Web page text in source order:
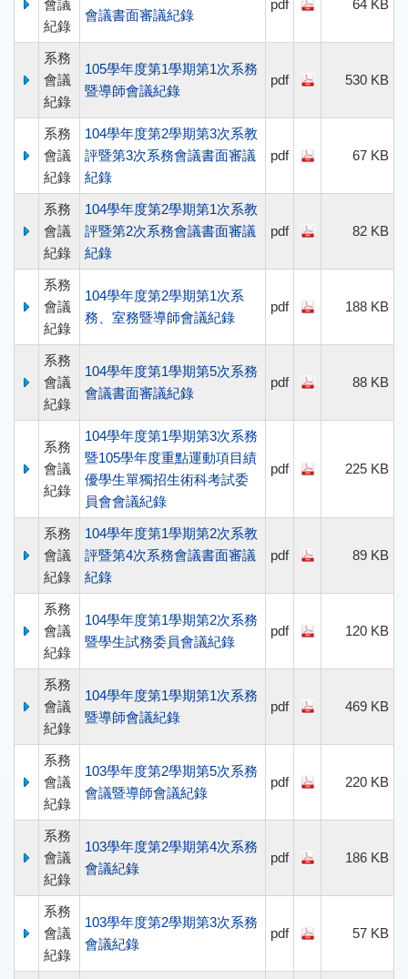
會議
紀錄
會議書面審議紀錄
pdf 64 KB
系務
會議
紀錄
105學年度第1學期第1次系務
暨導師會議紀錄
pdf 530 KB
系務
會議
紀錄
104學年度第2學期第3次系教
評暨第3次系務會議書面審議
紀錄
pdf 67 KB
系務
會議
紀錄
104學年度第2學期第1次系教
評暨第2次系務會議書面審議
紀錄
pdf 82 KB
系務
會議
紀錄
104學年度第2學期第1次系
務、室務暨導師會議紀錄
pdf 188 KB
系務
會議
紀錄
104學年度第1學期第5次系務
會議書面審議紀錄
pdf 88 KB
系務
會議
紀錄
104學年度第1學期第3次系務
暨105學年度重點運動項目績
優學生單獨招生術科考試委
員會會議紀錄
pdf 225 KB
系務
會議
紀錄
104學年度第1學期第2次系教
評暨第4次系務會議書面審議
紀錄
pdf 89 KB
系務
會議
紀錄
104學年度第1學期第2次系務
暨學生試務委員會議紀錄
pdf 120 KB
系務
會議
紀錄
104學年度第1學期第1次系務
暨導師會議紀錄
pdf 469 KB
系務
會議
紀錄
103學年度第2學期第5次系務
會議暨導師會議紀錄
pdf 220 KB
系務
會議
紀錄
103學年度第2學期第4次系務
會議紀錄
pdf 186 KB
系務
會議
紀錄
103學年度第2學期第3次系務
會議紀錄
pdf 57 KB